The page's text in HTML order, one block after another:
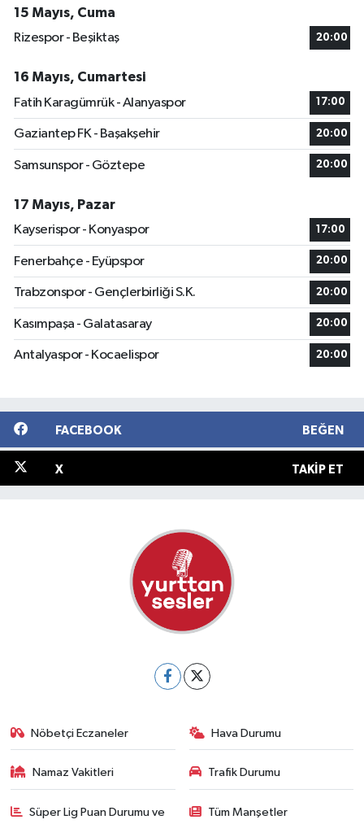
15 Mayıs, Cuma
Rizespor - Beşiktaş
20:00
16 Mayıs, Cumartesi
Fatih Karagümrük - Alanyaspor
17:00
Gaziantep FK - Başakşehir 20:00
Samsunspor - Göztepe 20:00
17 Mayıs, Pazar
Kayserispor - Konyaspor
17:00
Fenerbahçe - Eyüpspor 20:00
Trabzonspor - Gençlerbirliği S.K. 20:00
Kasımpaşa - Galatasaray 20:00
Antalyaspor - Kocaelispor 20:00
FACEBOOK BEĞEN
X TAKIP ET
Nöbetçi Eczaneler Hava Durumu
Namaz Vakitleri Trafik Durumu
Süper Lig Puan Durumu ve
Tüm Manşetler